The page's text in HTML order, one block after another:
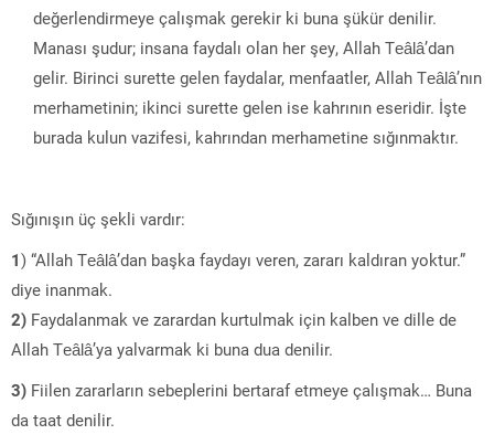
değerlendirmeye çalışmak gerekir ki buna şükür denilir.
Manası şudur; insana faydalı olan her şey, Allah Teâlâ’dan
gelir. Birinci surette gelen faydalar, menfaatler, Allah Teâlâ’nın
merhametinin; ikinci surette gelen ise kahrının eseridir. İşte
burada kulun vazifesi, kahrından merhametine sığınmaktır.
Sığınışın üç şekli vardır:
1) “Allah Teâlâ’dan başka faydayı veren, zararı kaldıran yoktur.”
diye inanmak.
2) Faydalanmak ve zarardan kurtulmak için kalben ve dille de
Allah Teâlâ’ya yalvarmak ki buna dua denilir.
3) Fiilen zararların sebeplerini bertaraf etmeye çalışmak… Buna
da taat denilir.